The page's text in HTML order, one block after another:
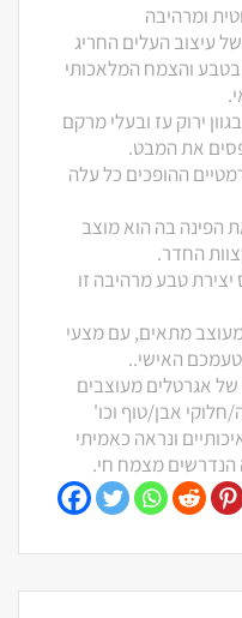
ומרהיבה
עיצוב העלים החריג
והצמח המלאכותי
ירוק עז ובעלי מרקם
את המבט.
ההופכים כל עלה
הפינה בה הוא מוצב
החדר.
טבע מרהיבה זו
מתאים, עם מצעי
האישי..
של אגרטלים מעוצבים
חלוקי אבן/טוף וכו'
ונראה כאמיתי
הנדרשים מצמח חי.